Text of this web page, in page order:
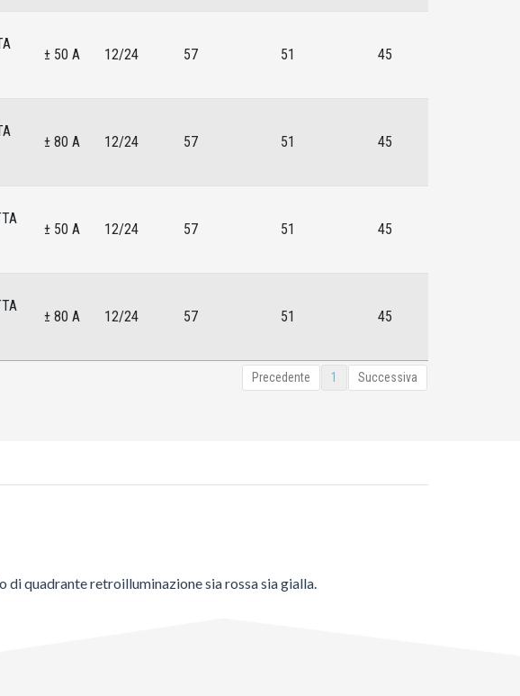
± 50 A 12/24 57 51 45
± 80 A 12/24 57 51 45
± 50 A 12/24 57 51 45
± 80 A 12/24 57 51 45
Precedente 1 Successiva
quadrante retroilluminazione sia rossa sia gialla.